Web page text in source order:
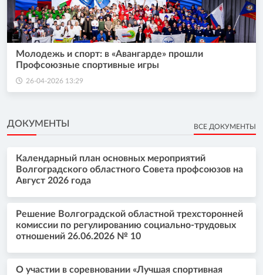
Молодежь и спорт: в «Авангарде» прошли
Профсоюзные спортивные игры
26-04-2026 13:29
ДОКУМЕНТЫ ВСЕ ДОКУМЕНТЫ
Календарный план основных мероприятий
Волгоградского областного Совета профсоюзов на
Август 2026 года
Решение Волгоградской областной трехсторонней
комиссии по регулированию социально-трудовых
отношений 26.06.2026 № 10
О участии в соревновании «Лучшая спортивная